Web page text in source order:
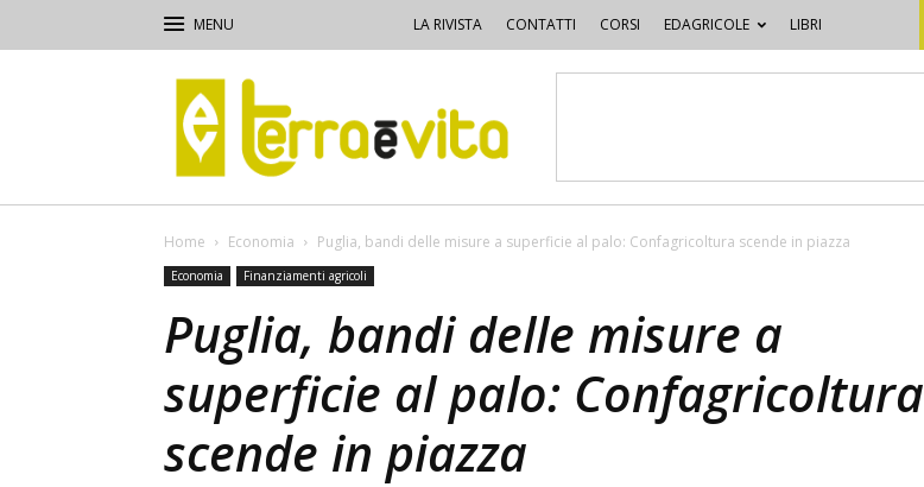
LA RIVISTA CONTATTI CORSI EDAGRICOLE LIBRI
Terra
e
Vita
Home Economia Puglia, bandi delle misure a superficie al palo: Confagricoltura scende in piazza
Economia Finanziamenti agricoli
Puglia, bandi delle misure a
superficie al palo: Confagricoltura
scende in piazza